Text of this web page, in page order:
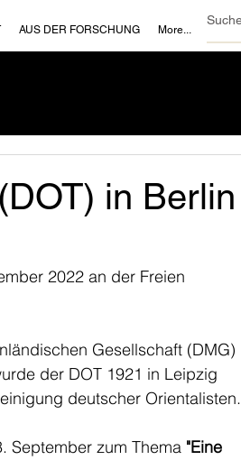
AUS DER FORSCHUNG More...
in Berlin
2022 an der Freien
Gesellschaft (DMG)
der DOT 1921 in Leipzig
deutscher Orientalisten.
September zum Thema "Eine